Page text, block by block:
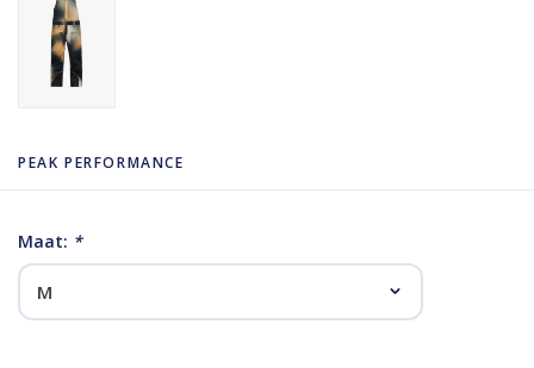
PEAK PERFORMANCE
Maat: *